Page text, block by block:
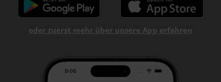
oder zuerst mehr über unsere App erfahren